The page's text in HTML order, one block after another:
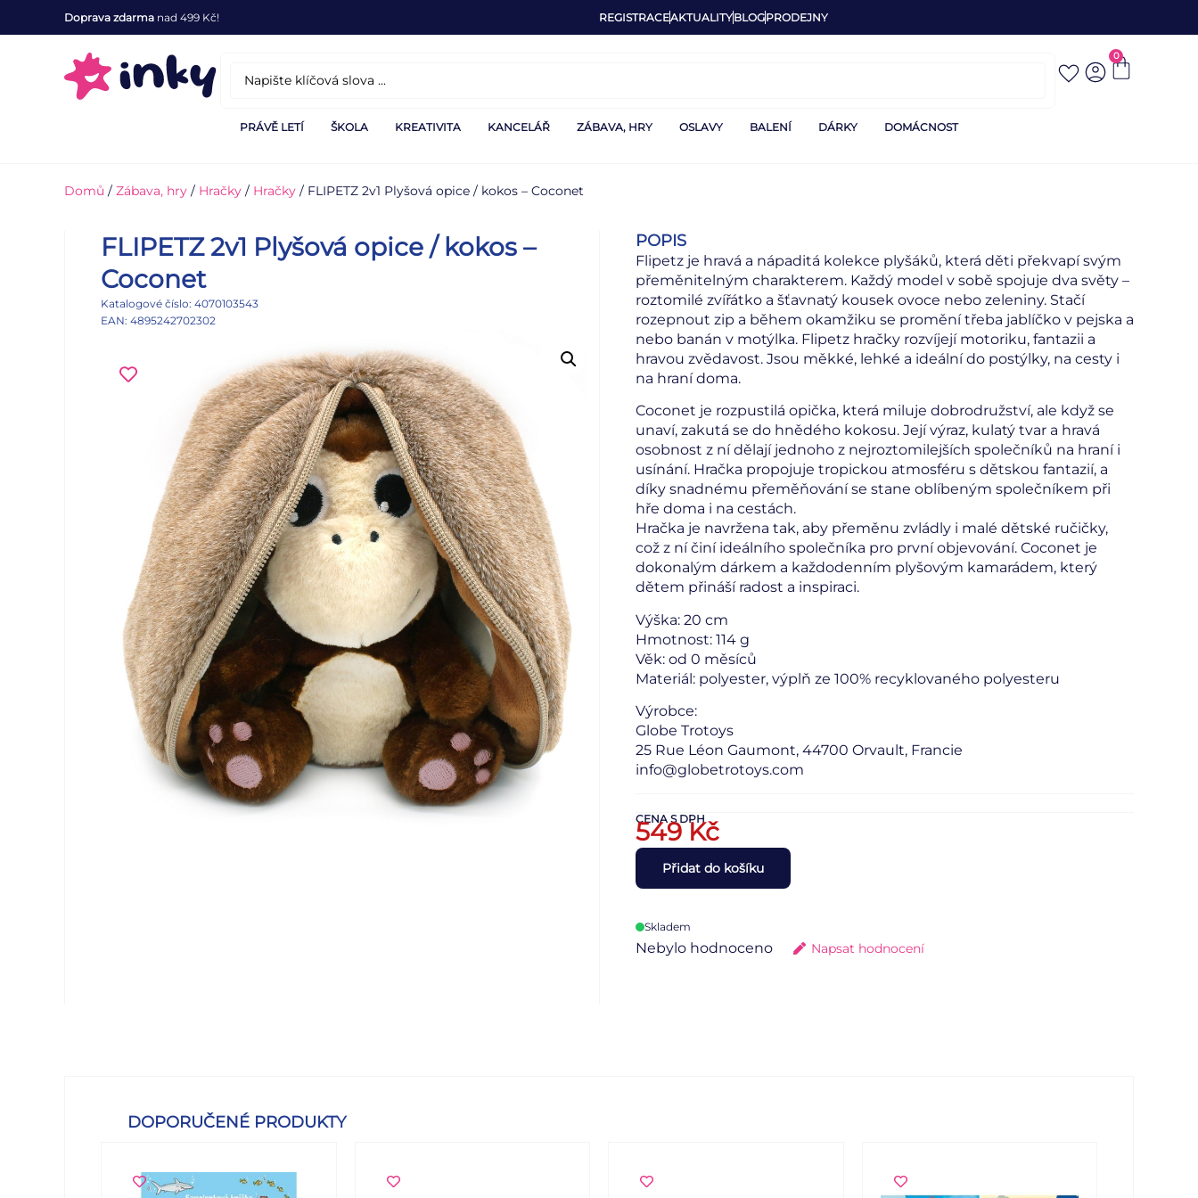
Doprava zdarma nad 499 Kč! REGISTRACEAKTUALITYBLOGPRODEJNY
0
PRÁVĚ LETÍ ŠKOLA KREATIVITA KANCELÁŘ ZÁBAVA, HRY OSLAVY BALENÍ DÁRKY DOMÁCNOST
Domů / Zábava, hry / Hračky / Hračky / FLIPETZ 2v1 Plyšová opice / kokos – Coconet
FLIPETZ 2v1 Plyšová opice / kokos –
Coconet
Katalogové číslo: 4070103543
EAN: 4895242702302
POPIS
Flipetz je hravá a nápaditá kolekce plyšáků, která děti překvapí svým
přeměnitelným charakterem. Každý model v sobě spojuje dva světy –
roztomilé zvířátko a šťavnatý kousek ovoce nebo zeleniny. Stačí
rozepnout zip a během okamžiku se promění třeba jablíčko v pejska a
nebo banán v motýlka. Flipetz hračky rozvíjejí motoriku, fantazii a
hravou zvědavost. Jsou měkké, lehké a ideální do postýlky, na cesty i
na hraní doma.
Coconet je rozpustilá opička, která miluje dobrodružství, ale když se
unaví, zakutá se do hnědého kokosu. Její výraz, kulatý tvar a hravá
osobnost z ní dělají jednoho z nejroztomilejších společníků na hraní i
usínání. Hračka propojuje tropickou atmosféru s dětskou fantazií, a
díky snadnému přeměňování se stane oblíbeným společníkem při
hře doma i na cestách.
Hračka je navržena tak, aby přeměnu zvládly i malé dětské ručičky,
což z ní činí ideálního společníka pro první objevování. Coconet je
dokonalým dárkem a každodenním plyšovým kamarádem, který
dětem přináší radost a inspiraci.
Výška: 20 cm
Hmotnost: 114 g
Věk: od 0 měsíců
Materiál: polyester, výplň ze 100% recyklovaného polyesteru
Výrobce:
Globe Trotoys
25 Rue Léon Gaumont, 44700 Orvault, Francie
info@globetrotoys.com
CENA S DPH
549Kč
Přidat do košíku
Skladem
Nebylo hodnoceno Napsat hodnocení
DOPORUČENÉ PRODUKTY